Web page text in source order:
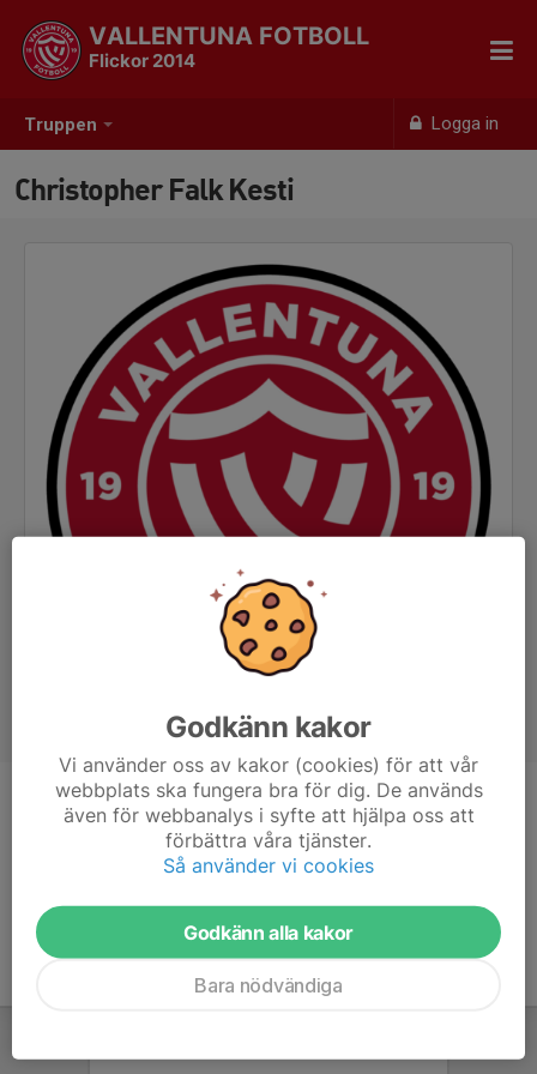
Truppen Logga in
VALLENTUNA FOTBOLL
Flickor 2014
Christopher Falk Kesti
Assisterande tränare
38 år
Godkänn kakor
Vi använder oss av kakor (cookies) för att vår
webbplats ska fungera bra för dig. De används
även för webbanalys i syfte att hjälpa oss att
förbättra våra tjänster.
Så använder vi cookies
Godkänn alla kakor
Bara nödvändiga